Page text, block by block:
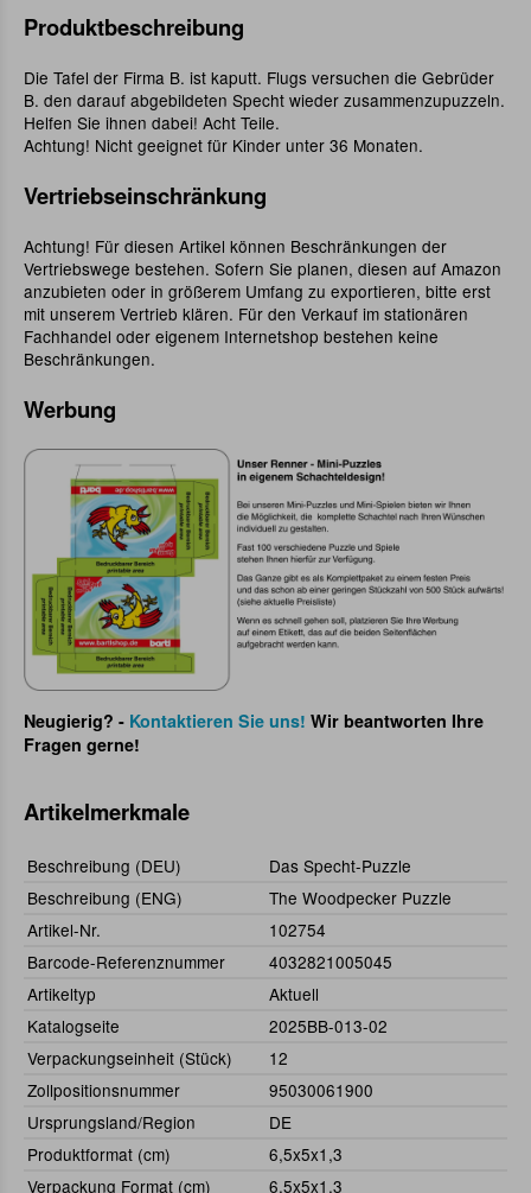
Produktbeschreibung
Die Tafel der Firma B. ist kaputt. Flugs versuchen die Gebrüder
B. den darauf abgebildeten Specht wieder zusammenzupuzzeln.
Helfen Sie ihnen dabei! Acht Teile.
Achtung! Nicht geeignet für Kinder unter 36 Monaten.
Vertriebseinschränkung
Achtung! Für diesen Artikel können Beschränkungen der
Vertriebswege bestehen. Sofern Sie planen, diesen auf Amazon
anzubieten oder in größerem Umfang zu exportieren, bitte erst
mit unserem Vertrieb klären. Für den Verkauf im stationären
Fachhandel oder eigenem Internetshop bestehen keine
Beschränkungen.
Werbung
Neugierig? - Kontaktieren Sie uns! Wir beantworten Ihre
Fragen gerne!
Artikelmerkmale
Beschreibung (DEU)
Das Specht-Puzzle
Beschreibung (ENG)
The Woodpecker Puzzle
Artikel-Nr.
102754
Barcode-Referenznummer
4032821005045
Artikeltyp
Aktuell
Katalogseite
2025BB-013-02
Verpackungseinheit (Stück)
12
Zollpositionsnummer
95030061900
Ursprungsland/Region
DE
Produktformat (cm)
6,5x5x1,3
Verpackung Format (cm)
6,5x5x1,3